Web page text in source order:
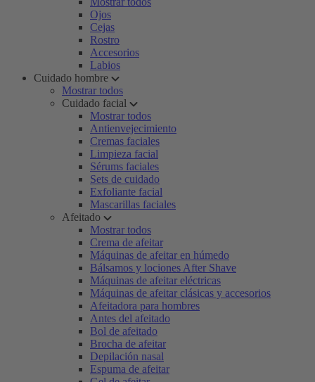
Ojos
Cejas
Rostro
Accesorios
Labios
Cuidado hombre
Mostrar todos
Cuidado facial
Mostrar todos
Antienvejecimiento
Cremas faciales
Limpieza facial
Sérums faciales
Sets de cuidado
Exfoliante facial
Mascarillas faciales
Afeitado
Mostrar todos
Crema de afeitar
Máquinas de afeitar en húmedo
Bálsamos y lociones After Shave
Máquinas de afeitar eléctricas
Máquinas de afeitar clásicas y accesorios
Afeitadora para hombres
Antes del afeitado
Bol de afeitado
Brocha de afeitar
Depilación nasal
Espuma de afeitar